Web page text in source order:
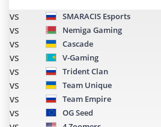
vs
SMARACIS Esports
vs
Nemiga Gaming
vs
Cascade
vs
V-Gaming
vs
Trident Clan
vs
Team Unique
vs
Team Empire
vs
OG Seed